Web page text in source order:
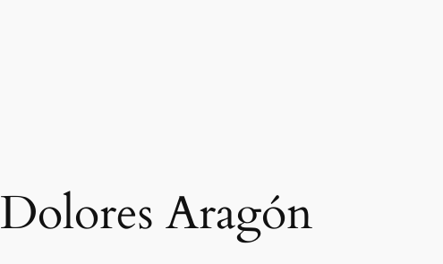
Dolores Aragón